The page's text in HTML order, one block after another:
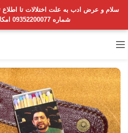
سلام و عرض ادب به علت اختلالات تا
شماره 09352200077 امکان پذیر است.